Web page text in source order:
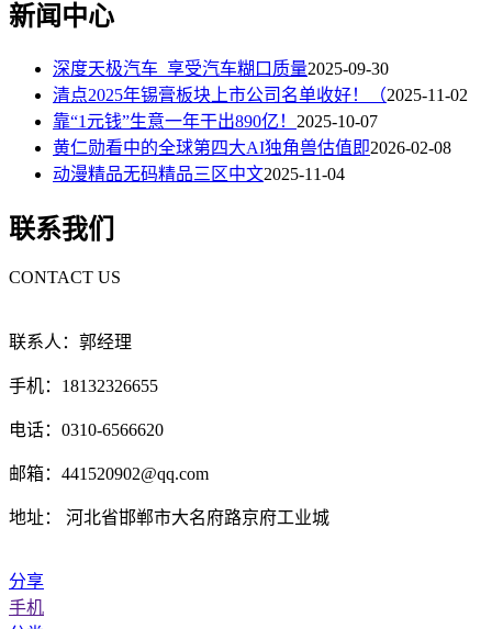
新闻中心
深度天极汽车_享受汽车糊口质量2025-09-30
清点2025年锡膏板块上市公司名单收好！（2025-11-02
靠“1元钱”生意一年干出890亿！ 2025-10-07
黄仁勋看中的全球第四大AI独角兽估值即2026-02-08
动漫精品无码精品三区中文2025-11-04
联系我们
CONTACT US
联系人：郭经理
手机：18132326655
电话：0310-6566620
邮箱：441520902@qq.com
地址： 河北省邯郸市大名府路京府工业城
分享
手机